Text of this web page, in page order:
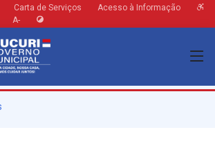
Carta de Serviços
Acesso à Informação
A-